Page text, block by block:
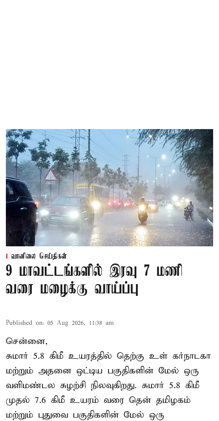
வானிலை செய்திகள்
9 மாவட்டங்களில் இரவு 7 மணி
வரை மழைக்கு வாய்ப்பு
Published on: 05 Aug 2026, 11:38 am
சென்னை,
சுமார் 5.8 கிமீ உயரத்தில் தெற்கு உள் கர்நாடகா
மற்றும் அதனை ஒட்டிய பகுதிகளின் மேல் ஒரு
வளிமண்டல சுழற்சி நிலவுகிறது. சுமார் 5.8 கிமீ
முதல் 7.6 கிமீ உயரம் வரை தென் தமிழகம்
மற்றும் புதுவை பகுதிகளின் மேல் ஒரு